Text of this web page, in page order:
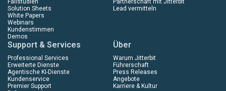
Fallstudien
Solution Sheets
White Papers
Webinars
Kundenstimmen
Demos
Partnerschaft mit Jitterbit
Lead vermitteln
Support & Services
Professional Services
Erweiterte Dienste
Agentische KI-Dienste
Kundenservice
Premier Support
Über
Warum Jitterbit
Führerschaft
Press Releases
Angebote
Karriere & Kultur